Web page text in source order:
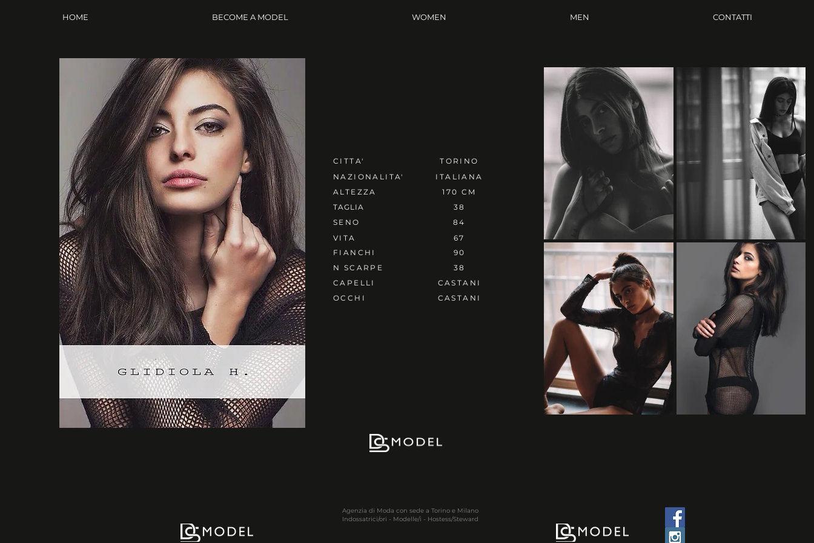
HOME BECOME A MODEL WOMEN MEN CONTATTI
ITALIANA
170 CM
38
84
67
90
38
CASTANI
CASTANI
TORINO
NAZIONALITA'
ALTEZZA
TAGLIA
SENO
VITA
FIANCHI
N SCARPE
CAPELLI
OCCHI
CITTA'
Agenzia di Moda con sede a Torino e Milano
Indossatrici/ori - Modelle/i - Hostess/Steward